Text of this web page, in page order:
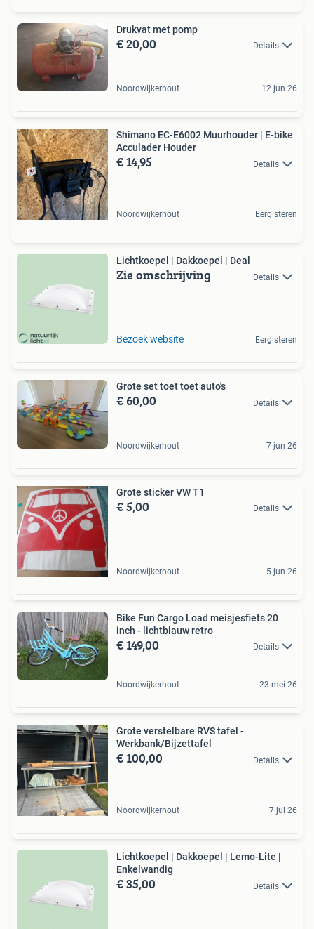
Drukvat met pomp
€ 20,00 Details
Noordwijkerhout 12 jun 26
Shimano EC-E6002 Muurhouder | E-bike
Acculader Houder
€ 14,95 Details
Noordwijkerhout Eergisteren
Lichtkoepel | Dakkoepel | Deal
Zie omschrijving Details
Bezoek website Eergisteren
Grote set toet toet auto's
€ 60,00 Details
Noordwijkerhout 7 jun 26
Grote sticker VW T1
€ 5,00 Details
Noordwijkerhout 5 jun 26
Bike Fun Cargo Load meisjesfiets 20
inch - lichtblauw retro
€ 149,00 Details
Noordwijkerhout 23 mei 26
Grote verstelbare RVS tafel -
Werkbank/Bijzettafel
€ 100,00 Details
Noordwijkerhout 7 jul 26
Lichtkoepel | Dakkoepel | Lemo-Lite |
Enkelwandig
€ 35,00 Details